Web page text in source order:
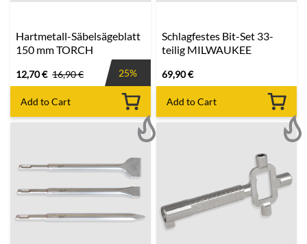
Hartmetall-Säbelsägeblatt
150 mm TORCH
12,70€ 16,90€ 25%
Add to Cart
Schlagfestes Bit-Set 33-
teilig MILWAUKEE
69,90€
Add to Cart